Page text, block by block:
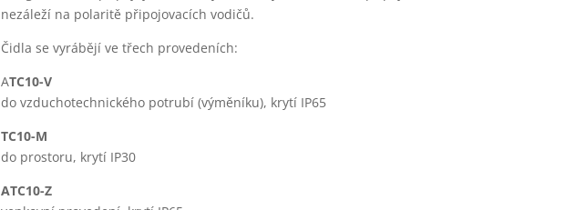
nezáleží na polaritě připojovacích vodičů.
Čidla se vyrábějí ve třech provedeních:
ATC10-V
do vzduchotechnického potrubí (výměníku), krytí IP65
TC10-M
do prostoru, krytí IP30
ATC10-Z